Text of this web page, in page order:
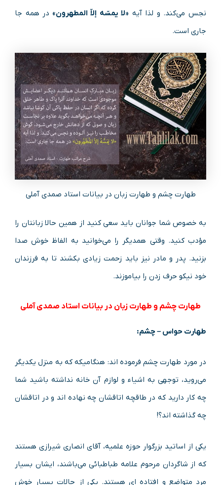
نجس می‌کند. و لذا آیه «لا یمسّه إلاّ المطهرون» در همه جا
جاری است.
طهارت چشم و طهارت زبان در بیانات استاد صمدی آملی
به خصوص شما جوانان باید سعی کنید از همین حالا زبانتان را
مؤدب کنید. وقتی همدیگر را می‌خوانید به الفاظ خوش صدا
بزنید. پدر و مادر نیز باید زحمت زیادی بکشند تا به فرزندان
خود نیکو حرف زدن را بیاموزند.
طهارت چشم و طهارت زبان در بیانات استاد صمدی آملی
طهارت حواس – چشم:
در مورد طهارت چشم فرموده اند: هنگامیکه که به منزل یکدیگر
می‌روید، توجهی به اشیاء و لوازم آن خانه نداشته باشید شما
چه کار دارید که در طاقچه اتاقشان چه نهاده اند و در اتاقشان
چه گذاشته اند؟!
یکی از اساتید بزرگوار حوزه علمیه، آقای انصاری شیرازی هستند
که از شاگردان مرحوم علامه طباطبائی می‌باشند، ایشان بسیار
مرد متواضع و افتاده ای هستند. یکی از حالات بسیار خوش